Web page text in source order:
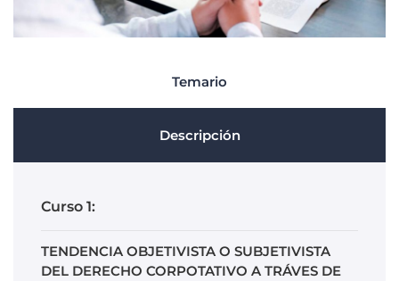
Temario
Descripción
Curso 1:
TENDENCIA OBJETIVISTA O SUBJETIVISTA
DEL DERECHO CORPOTATIVO A TRÁVES DE